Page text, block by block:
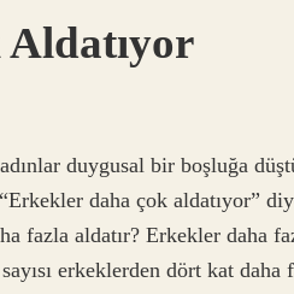
duygusal bir boşluğa
daha çok aldatıyor”
fazla aldatır? Erkekler daha
erkeklerden dört kat daha